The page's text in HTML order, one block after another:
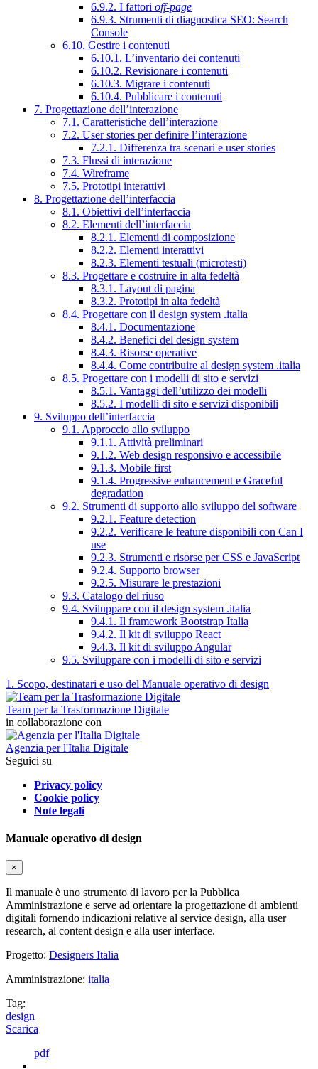
6.9.2. I fattori off-page
6.9.3. Strumenti di diagnostica SEO: Search
Console
6.10. Gestire i contenuti
6.10.1. L’inventario dei contenuti
6.10.2. Revisionare i contenuti
6.10.3. Migrare i contenuti
6.10.4. Pubblicare i contenuti
7. Progettazione dell’interazione
7.1. Caratteristiche dell’interazione
7.2. User stories per definire l’interazione
7.2.1. Differenza tra scenari e user stories
7.3. Flussi di interazione
7.4. Wireframe
7.5. Prototipi interattivi
8. Progettazione dell’interfaccia
8.1. Obiettivi dell’interfaccia
8.2. Elementi dell’interfaccia
8.2.1. Elementi di composizione
8.2.2. Elementi interattivi
8.2.3. Elementi testuali (microtesti)
8.3. Progettare e costruire in alta fedeltà
8.3.1. Layout di pagina
8.3.2. Prototipi in alta fedeltà
8.4. Progettare con il design system .italia
8.4.1. Documentazione
8.4.2. Benefici del design system
8.4.3. Risorse operative
8.4.4. Come contribuire al design system .italia
8.5. Progettare con i modelli di sito e servizi
8.5.1. Vantaggi dell’utilizzo dei modelli
8.5.2. I modelli di sito e servizi disponibili
9. Sviluppo dell’interfaccia
9.1. Approccio allo sviluppo
9.1.1. Attività preliminari
9.1.2. Web design responsivo e accessibile
9.1.3. Mobile first
9.1.4. Progressive enhancement e Graceful
degradation
9.2. Strumenti di supporto allo sviluppo del software
9.2.1. Feature detection
9.2.2. Verificare le feature disponibili con Can I
use
9.2.3. Strumenti e risorse per CSS e JavaScript
9.2.4. Supporto browser
9.2.5. Misurare le prestazioni
9.3. Catalogo del riuso
9.4. Sviluppare con il design system .italia
9.4.1. Il framework Bootstrap Italia
9.4.2. Il kit di sviluppo React
9.4.3. Il kit di sviluppo Angular
9.5. Sviluppare con i modelli di sito e servizi
1. Scopo, destinatari e uso del Manuale operativo di design
Team per la Trasformazione Digitale
in collaborazione con
Agenzia per l'Italia Digitale
Seguici su
Privacy policy
Cookie policy
Note legali
Manuale operativo di design
×
Il manuale è uno strumento di lavoro per la Pubblica
Amministrazione e serve ad orientare la progettazione di ambienti
digitali fornendo indicazioni relative al service design, alla user
research, al content design e alla user interface.
Progetto: Designers Italia
Amministrazione: italia
Tag:
design
Scarica
pdf